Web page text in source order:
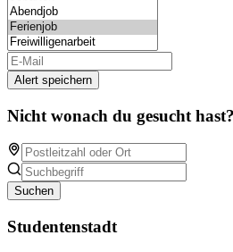
Alert speichern
Nicht wonach du gesucht
Suchen
Studentenstadt